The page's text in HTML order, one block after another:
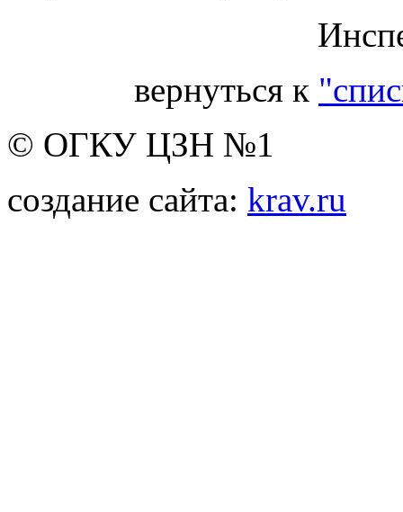
вернуться к
© ОГКУ ЦЗН №1
создание сайта: krav.ru